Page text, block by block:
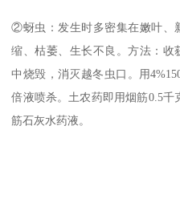
②蚜虫：发生时多密集在嫩叶、
缩、枯萎、生长不良。方法：
中烧毁，消灭越冬虫口。用
倍液喷杀。土农药即用烟筋0.5千
筋石灰水药液。